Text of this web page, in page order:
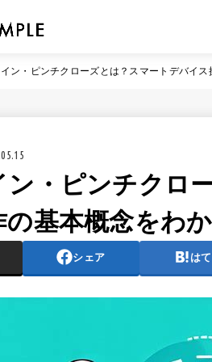
ン・ピンチクローズとは？スマートデバイ
ン・ピンチクロ
の基本概念をわ
シェア は